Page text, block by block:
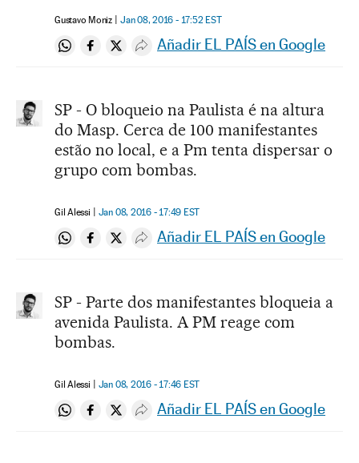
Gustavo Moniz Jan 08, 2016 - 17:52 EST
Compartir en Whatsapp
Compartir en Facebook
Compartir en Twitter
Desplegar Redes Sociales
Añadir EL PAÍS en Google
SP - O bloqueio na Paulista é na altura
do Masp. Cerca de 100 manifestantes
estão no local, e a Pm tenta dispersar o
grupo com bombas.
Gil Alessi Jan 08, 2016 - 17:49 EST
Compartir en Whatsapp
Compartir en Facebook
Compartir en Twitter
Desplegar Redes Sociales
Añadir EL PAÍS en Google
SP - Parte dos manifestantes bloqueia a
avenida Paulista. A PM reage com
bombas.
Gil Alessi Jan 08, 2016 - 17:46 EST
Compartir en Whatsapp
Compartir en Facebook
Compartir en Twitter
Desplegar Redes Sociales
Añadir EL PAÍS en Google